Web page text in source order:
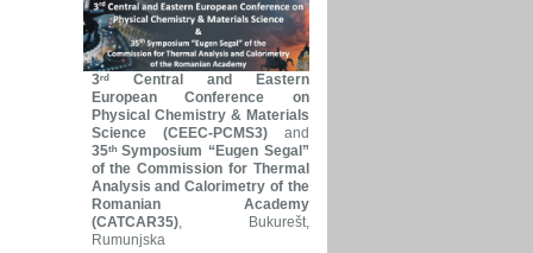
3ʳᵈ Central and Eastern
European Conference on
Physical Chemistry & Materials
Science (CEEC-PCMS3)and
35ᵗʰ Symposium “Eugen Segal”
of the Commission for Thermal
Analysis and Calorimetry of the
Romanian Academy
(CATCAR35), Bukurešt,
Rumunjska